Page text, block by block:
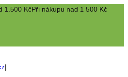
1.500 KčPři nákupu nad 1 500 Kč